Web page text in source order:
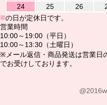
24
25 26
■の日が定休日です。
営業時間
10:00～19:00（平日）
10:00～13:30（土曜日）
※メール返信・商品発送は営業日
でお受けしております。